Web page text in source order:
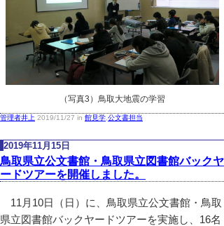
（写真3）鳥取大地震の学習
管理者井上 2019/11/27 in 館見学 公文書担当
2019年11月15日
鳥取県立公文書館・鳥取県立図書館バックヤ
ードツアーを開催しました。
11月10日（日）に、鳥取県立公文書館・鳥取
県立図書館バックヤードツアーを実施し、16名